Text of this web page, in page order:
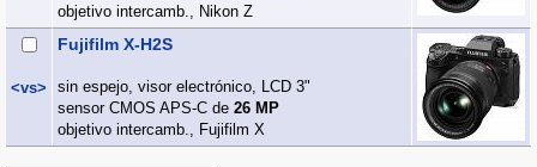
objetivo intercamb., Nikon Z
<vs>
Fujifilm X-H2S
sin espejo, visor electrónico, LCD 3"
sensor CMOS APS-C de 26 MP
objetivo intercamb., Fujifilm X